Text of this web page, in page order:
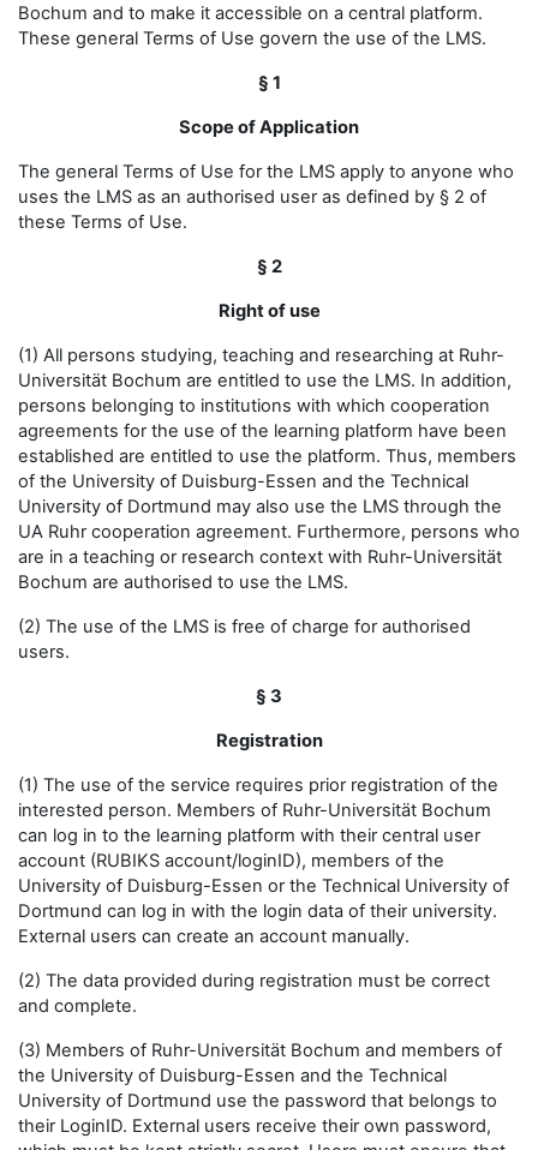
Bochum and to make it accessible on a central platform.
These general Terms of Use govern the use of the LMS.
§ 1
Scope of Application
The general Terms of Use for the LMS apply to anyone who
uses the LMS as an authorised user as defined by § 2 of
these Terms of Use.
§ 2
Right of use
(1) All persons studying, teaching and researching at Ruhr-
Universität Bochum are entitled to use the LMS. In addition,
persons belonging to institutions with which cooperation
agreements for the use of the learning platform have been
established are entitled to use the platform. Thus, members
of the University of Duisburg-Essen and the Technical
University of Dortmund may also use the LMS through the
UA Ruhr cooperation agreement. Furthermore, persons who
are in a teaching or research context with Ruhr-Universität
Bochum are authorised to use the LMS.
(2) The use of the LMS is free of charge for authorised
users.
§ 3
Registration
(1) The use of the service requires prior registration of the
interested person. Members of Ruhr-Universität Bochum
can log in to the learning platform with their central user
account (RUBIKS account/loginID), members of the
University of Duisburg-Essen or the Technical University of
Dortmund can log in with the login data of their university.
External users can create an account manually.
(2) The data provided during registration must be correct
and complete.
(3) Members of Ruhr-Universität Bochum and members of
the University of Duisburg-Essen and the Technical
University of Dortmund use the password that belongs to
their LoginID. External users receive their own password,